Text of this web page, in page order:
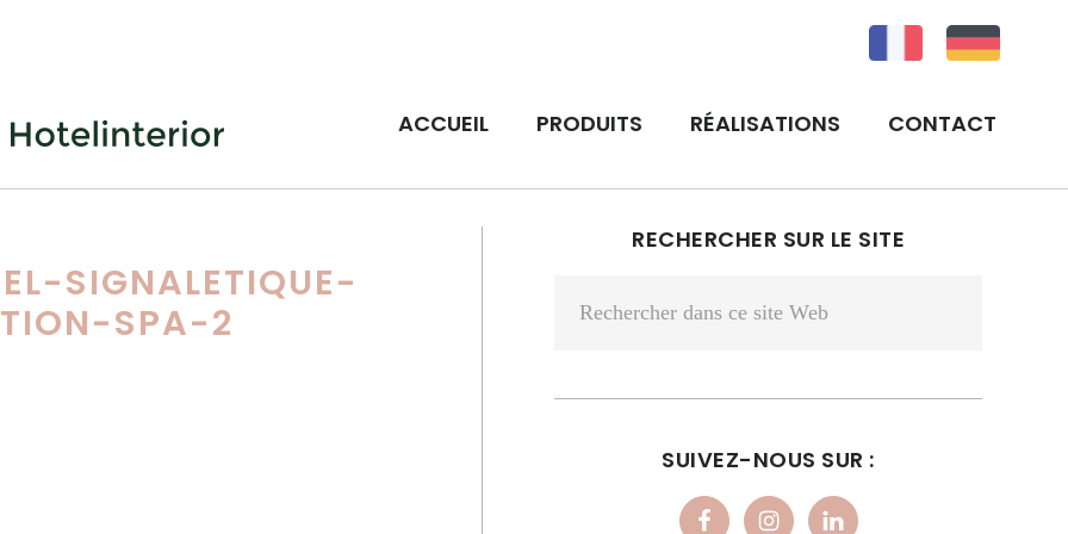
ACCUEIL PRODUITS RÉALISATIONS CONTACT
SIGNALETIQUE-
SPA-2
BARRE
PRINCIPALE
RECHERCHER SUR LE SITE
dans
Web
SUIVEZ-NOUS SUR :